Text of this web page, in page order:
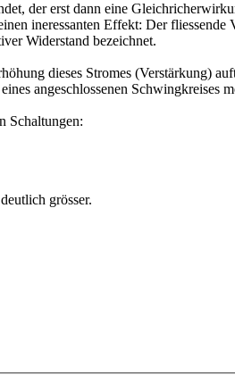
der erst dann eine
ineressanten Effekt: Der fliessende
Widerstand bezeichnet.
dieses Stromes (Verstärkung)
angeschlossenen Schwingkreises
Schaltungen:
grösser.